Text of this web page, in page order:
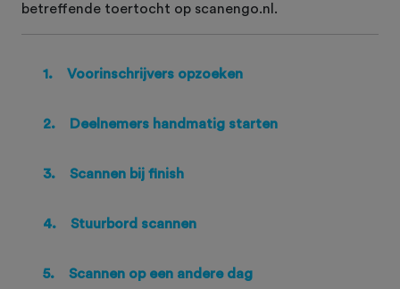
betreffende toertocht op scanengo.nl.
1. Voorinschrijvers opzoeken
2. Deelnemers handmatig starten
3. Scannen bij finish
4. Stuurbord scannen
5. Scannen op een andere dag